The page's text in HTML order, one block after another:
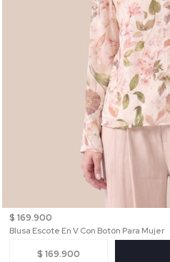
$ 169.900
Blusa Escote En V Con Botón Para Mujer
$ 169.900